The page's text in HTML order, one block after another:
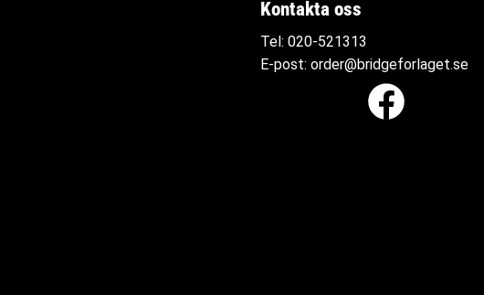
Kontakta oss
Tel:020-521313
E-post:order@bridgeforlaget.se